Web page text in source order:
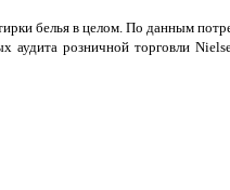
белья в целом. По данным
аудита розничной торговли